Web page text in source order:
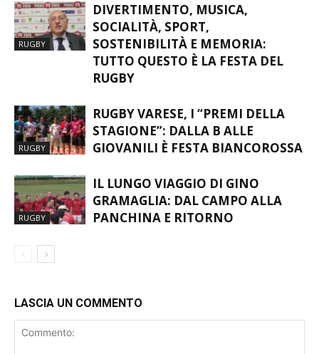
RUGBY
DIVERTIMENTO, MUSICA,
SOCIALITÀ, SPORT,
SOSTENIBILITÀ E MEMORIA:
TUTTO QUESTO È LA FESTA DEL
RUGBY
RUGBY
RUGBY VARESE, I “PREMI DELLA
STAGIONE”: DALLA B ALLE
GIOVANILI È FESTA BIANCOROSSA
RUGBY
IL LUNGO VIAGGIO DI GINO
GRAMAGLIA: DAL CAMPO ALLA
PANCHINA E RITORNO
LASCIA UN COMMENTO